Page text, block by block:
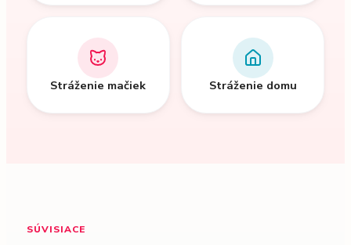
Stráženie mačiek Stráženie domu
SÚVISIACE